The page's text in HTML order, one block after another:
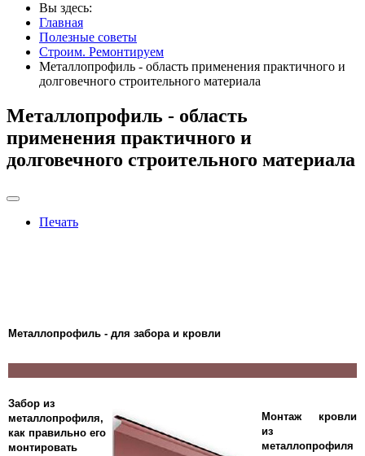
Вы здесь:
Главная
Полезные советы
Строим. Ремонтируем
Металлопрофиль - область применения практичного и
долговечного строительного материала
Металлопрофиль - область
применения практичного и
долговечного строительного материала
Печать
Металлопрофиль - для забора и кровли
Забор из
металлопрофиля,
как правильно его
монтировать
Монтаж кровли
из
металлопрофиля